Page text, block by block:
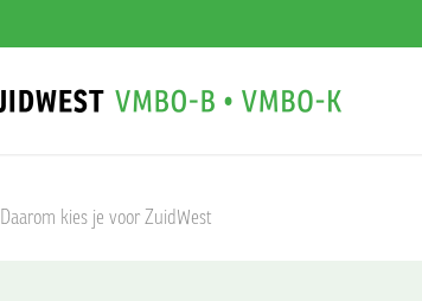
Daarom kies je voor ZuidWest